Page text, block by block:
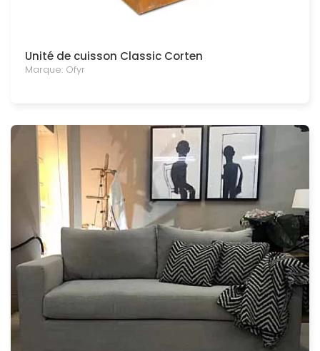
Unité de cuisson Classic Corten
Marque: Ofyr